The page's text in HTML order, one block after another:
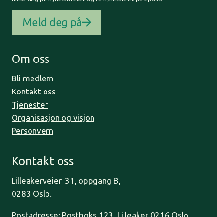
Meld deg på
Om oss
Bli medlem
Kontakt oss
Tjenester
Organisasjon og visjon
Personvern
Kontakt oss
Lilleakerveien 31, oppgang B,
0283 Oslo.
Postadresse: Postboks 123, Lilleaker 0216 Oslo